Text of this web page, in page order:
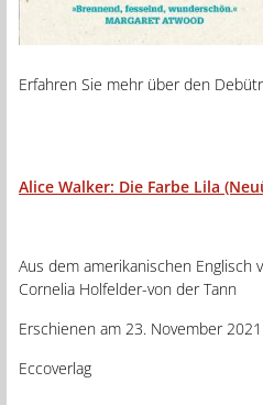
Erfahren Sie mehr über den
Alice Walker: Die Farbe Lila
Aus dem amerikanischen Englisch
Cornelia Holfelder-von der Tann
Erschienen am 23. November 2021
Eccoverlag